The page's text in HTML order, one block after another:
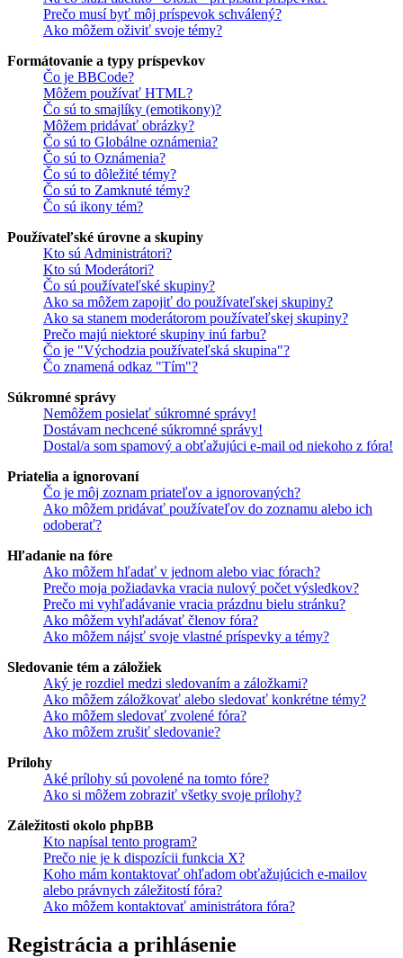
Prečo musí byť môj príspevok schválený?
Ako môžem oživiť svoje témy?
Formátovanie a typy príspevkov
Čo je BBCode?
Môžem používať HTML?
Čo sú to smajlíky (emotikony)?
Môžem pridávať obrázky?
Čo sú to Globálne oznámenia?
Čo sú to Oznámenia?
Čo sú to dôležité témy?
Čo sú to Zamknuté témy?
Čo sú ikony tém?
Používateľské úrovne a skupiny
Kto sú Administrátori?
Kto sú Moderátori?
Čo sú používateľské skupiny?
Ako sa môžem zapojiť do používateľskej skupiny?
Ako sa stanem moderátorom používateľskej skupiny?
Prečo majú niektoré skupiny inú farbu?
Čo je "Východzia používateľská skupina"?
Čo znamená odkaz "Tím"?
Súkromné správy
Nemôžem posielať súkromné správy!
Dostávam nechcené súkromné správy!
Dostal/a som spamový a obťažujúci e-mail od niekoho z fóra!
Priatelia a ignorovaní
Čo je môj zoznam priateľov a ignorovaných?
Ako môžem pridávať používateľov do zoznamu alebo ich
odoberať?
Hľadanie na fóre
Ako môžem hľadať v jednom alebo viac fórach?
Prečo moja požiadavka vracia nulový počet výsledkov?
Prečo mi vyhľadávanie vracia prázdnu bielu stránku?
Ako môžem vyhľadávať členov fóra?
Ako môžem nájsť svoje vlastné príspevky a témy?
Sledovanie tém a záložiek
Aký je rozdiel medzi sledovaním a záložkami?
Ako môžem záložkovať alebo sledovať konkrétne témy?
Ako môžem sledovať zvolené fóra?
Ako môžem zrušiť sledovanie?
Prílohy
Aké prílohy sú povolené na tomto fóre?
Ako si môžem zobraziť všetky svoje prílohy?
Záležitosti okolo phpBB
Kto napísal tento program?
Prečo nie je k dispozícii funkcia X?
Koho mám kontaktovať ohľadom obťažujúcich e-mailov
alebo právnych záležitostí fóra?
Ako môžem kontaktovať aministrátora fóra?
Registrácia a prihlásenie